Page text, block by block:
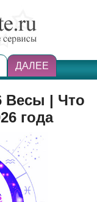
ДАЛЕЕ
Весы | Что
года